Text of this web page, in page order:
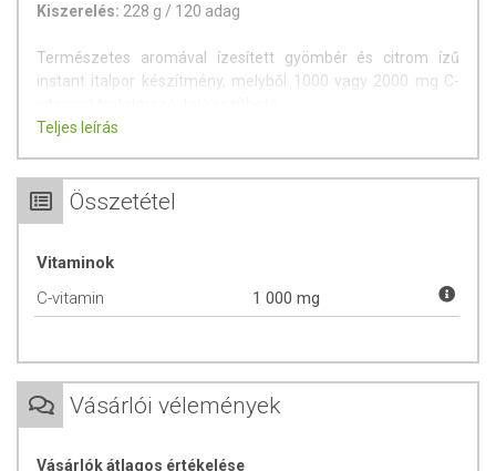
Kiszerelés: 228 g / 120 adag
Természetes aromával ízesített gyömbér és citrom ízű
instant italpor készítmény, melyből 1000 vagy 2000 mg C-
szeretnének jelentős mennyiségű, adagonként 1000 mg C-
vitamint fogyasztani. Különösen ajánlott azok számára, akik
A C-vitamin hozzájárul az immunrendszer normál
működéséhez, az energiatermelő anyagcsere-
immunrendszer normál működéséhez.
Fogyasztása javasolt:
fokozott C-vitamin szükséglet idején pl. a hideg téli
Teljes leírás
Összetétel
Vitaminok
C-vitamin
1 000 mg
Vásárlói vélemények
Vásárlók átlagos értékelése